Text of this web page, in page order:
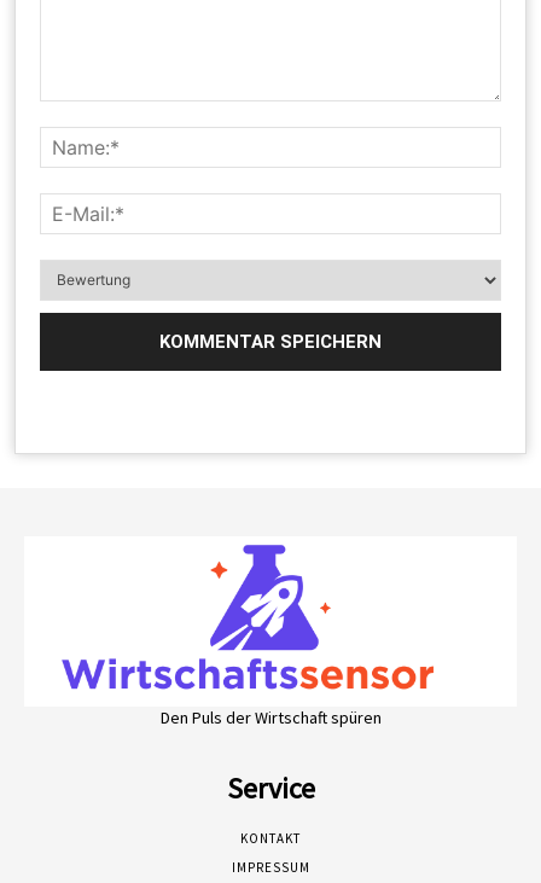
Den Puls der Wirtschaft spüren
Service
KONTAKT
IMPRESSUM